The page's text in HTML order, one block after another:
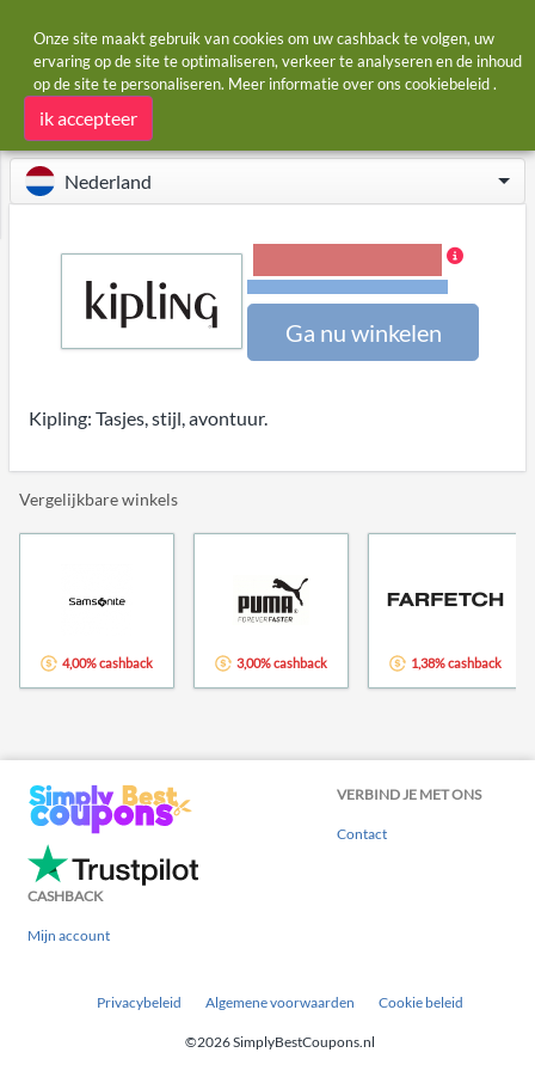
Startpagina Winkels Kipling
Kipling cashback en kortingscodes
Nederland
Ga nu winkelen
Kipling: Tasjes, stijl, avontuur.
Vergelijkbare winkels
4,00% cashback 3,00% cashback 1,38% cashback
VERBIND JE MET ONS
Contact
CASHBACK
Mijn account
Privacybeleid Algemene voorwaarden Cookie beleid
©2026 SimplyBestCoupons.nl
Onze site maakt gebruik van cookies om uw cashback te volgen, uw
ervaring op de site te optimaliseren, verkeer te analyseren en de inhoud
op de site te personaliseren. Meer informatie over ons cookiebeleid.
ik accepteer